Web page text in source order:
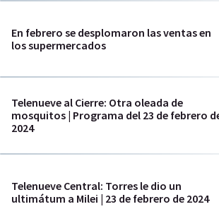
En febrero se desplomaron las ventas en
los supermercados
Telenueve al Cierre: Otra oleada de
mosquitos | Programa del 23 de febrero
2024
Telenueve Central: Torres le dio un
ultimátum a Milei | 23 de febrero de 2024